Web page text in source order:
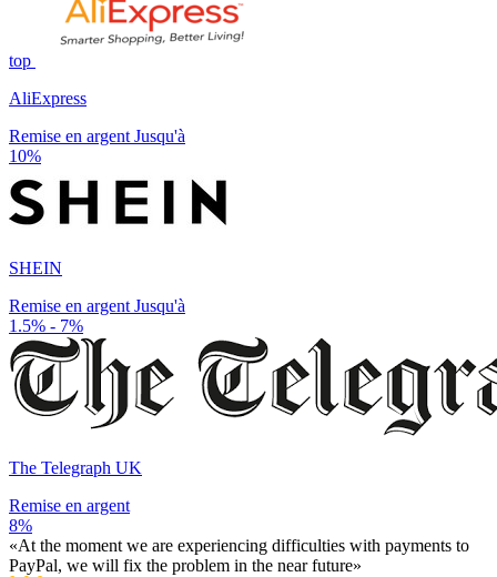
top
AliExpress
Remise en argent Jusqu'à
10%
SHEIN
Remise en argent Jusqu'à
1.5% - 7%
The Telegraph UK
Remise en argent
8%
«At the moment we are experiencing difficulties with payments to
PayPal, we will fix the problem in the near future»